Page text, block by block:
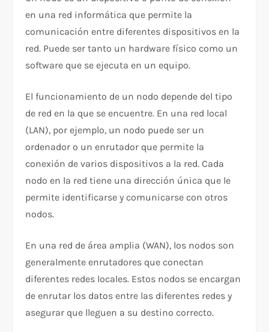
en una red informática que permite la
comunicación entre diferentes dispositivos en la
red. Puede ser tanto un hardware físico como un
software que se ejecuta en un equipo.
El funcionamiento de un nodo depende del tipo
de red en la que se encuentre. En una red local
(LAN), por ejemplo, un nodo puede ser un
ordenador o un enrutador que permite la
conexión de varios dispositivos a la red. Cada
nodo en la red tiene una dirección única que le
permite identificarse y comunicarse con otros
nodos.
En una red de área amplia (WAN), los nodos son
generalmente enrutadores que conectan
diferentes redes locales. Estos nodos se encargan
de enrutar los datos entre las diferentes redes y
asegurar que lleguen a su destino correcto.